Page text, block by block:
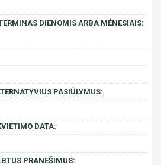
DIENOMIS ARBA MĖNESIAIS:
PASIŪLYMUS:
DATA:
PRANEŠIMUS: